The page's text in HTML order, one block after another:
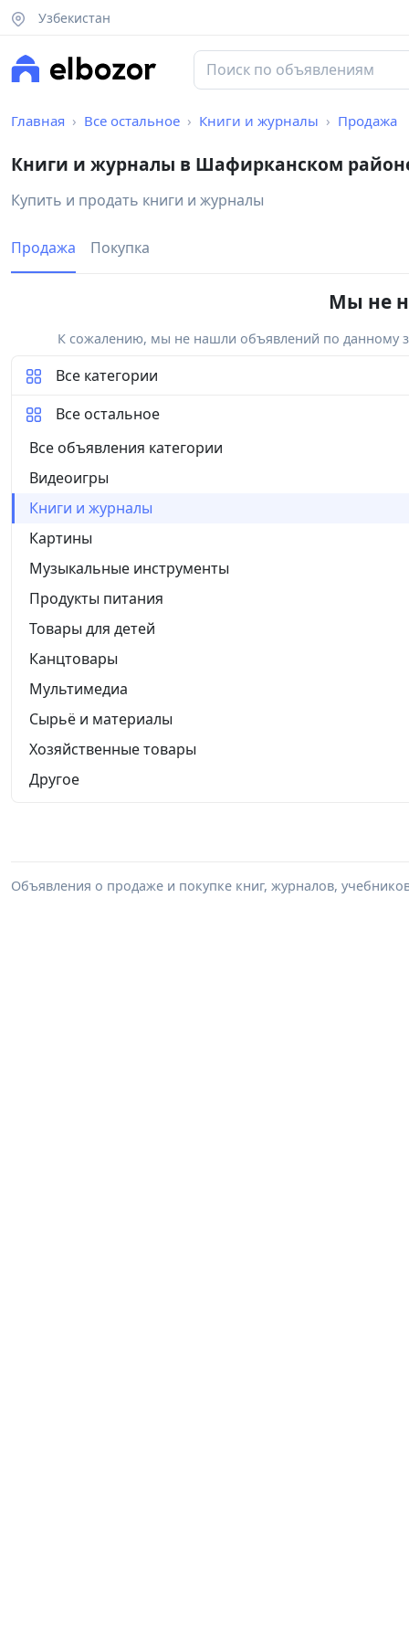
Узбекистан
Главная Все остальное Книги и журналы Продажа
Книги и журналы в Шафирканском
Купить и продать книги и журналы
Продажа Покупка
Мы не
К сожалению, мы не нашли объявлений по данному
Все категории
Все остальное
Все объявления категории
Видеоигры
Книги и журналы
Картины
Музыкальные инструменты
Продукты питания
Товары для детей
Канцтовары
Мультимедиа
Сырьё и материалы
Хозяйственные товары
Другое
Объявления о продаже и покупке книг, журналов,